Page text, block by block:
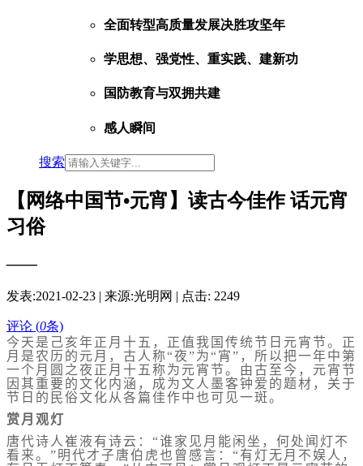
全面转型高质量发展决胜攻坚年
学思想、强党性、重实践、建新功
国防教育与双拥共建
感人瞬间
搜索
【网络中国节•元宵】读古今佳作 话元宵
习俗
——
发表:2021-02-23 | 来源:光明网 | 点击: 2249
评论 (0条)
今天是己亥年正月十五，正值我国传统节日元宵节。正
月是农历的元月，古人称“夜”为“宵”，所以把一年中第
一个月圆之夜正月十五称为元宵节。由古至今，元宵节
因其重要的文化内涵，成为文人墨客钟爱的题材，关于
节日的民俗文化从各篇佳作中也可见一斑。
赏月观灯
唐代诗人崔液有诗云：“谁家见月能闲坐，何处闻灯不
看来。”明代才子唐伯虎也曾感言：“有灯无月不娱人，